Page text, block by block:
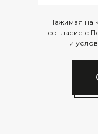
Нажимая на
согласие с
и